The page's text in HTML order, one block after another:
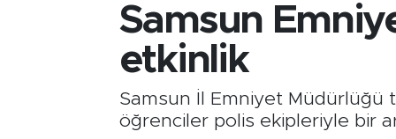
Samsun
etkinlik
Samsun İl Emniyet Müdürlüğü
öğrenciler polis ekipleriyle bir
Trafik Durumu
Süper Lig Puan Durumu ve Fikstür
Tüm Manşetler